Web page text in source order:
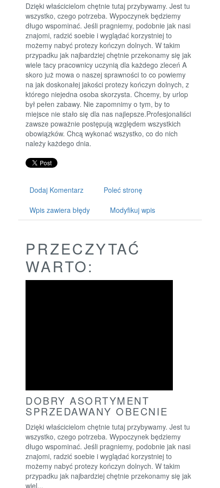
Dzięki właścicielom chętnie tutaj przybywamy. Jest tu
wszystko, czego potrzeba. Wypoczynek będziemy
długo wspominać. Jeśli pragniemy, podobnie jak nasi
znajomi, radzić soebie i wyglądać korzystniej to
możemy nabyć protezy kończyn dolnych. W takim
przypadku jak najbardziej chętnie przekonamy się jak
wiele tacy pracownicy uczynią dla każdego zleceń A
skoro już mowa o naszej sprawności to co powiemy
na jak doskonałej jakości protezy kończyn dolnych, z
którego niejedna osoba skorzysta. Chcemy, by urlop
był pełen zabawy. Nie zapomnimy o tym, by to
miejsce nie stało się dla nas najlepsze.Profesjonaliści
zawsze poważnie postępują względem wszystkich
obowiązków. Chcą wykonać wszystko, co do nich
należy każdego dnia.
Dodaj Komentarz Poleć stronę
Wpis zawiera błędy Modyfikuj wpis
PRZECZYTAĆ
WARTO:
DOBRY ASORTYMENT
SPRZEDAWANY OBECNIE
Dzięki właścicielom chętnie tutaj przybywamy. Jest tu
wszystko, czego potrzeba. Wypoczynek będziemy
długo wspominać. Jeśli pragniemy, podobnie jak nasi
znajomi, radzić soebie i wyglądać korzystniej to
możemy nabyć protezy kończyn dolnych. W takim
przypadku jak najbardziej chętnie przekonamy się jak
wiel...